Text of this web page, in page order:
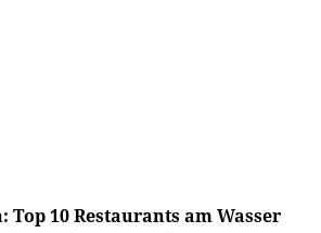
Top 10 Restaurants am Wasser